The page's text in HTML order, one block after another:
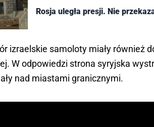
Rosja uległa presji. Nie
izraelskie samoloty miały również
W odpowiedzi strona syryjska
nad miastami granicznymi.